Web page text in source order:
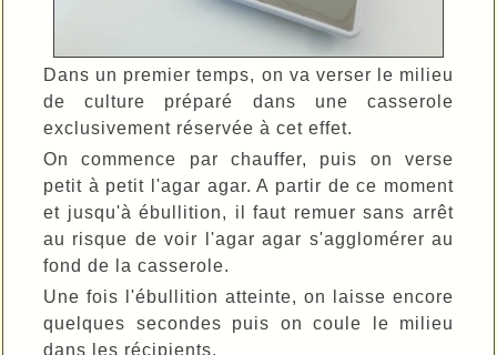
Dans un premier temps, on va verser le milieu
de culture préparé dans une casserole
exclusivement réservée à cet effet.
On commence par chauffer, puis on verse
petit à petit l'agar agar. A partir de ce moment
et jusqu'à ébullition, il faut remuer sans arrêt
au risque de voir l'agar agar s'agglomérer au
fond de la casserole.
Une fois l'ébullition atteinte, on laisse encore
quelques secondes puis on coule le milieu
dans les récipients.